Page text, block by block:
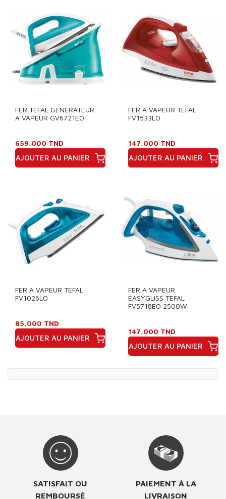
FER TEFAL GENERATEUR
A VAPEUR GV6721EO
659,000 TND
AJOUTER AU PANIER
FER A VAPEUR TEFAL
FV1533LO
147,000 TND
AJOUTER AU PANIER
FER A VAPEUR TEFAL
FV1026LO
85,000 TND
AJOUTER AU PANIER
FER A VAPEUR
EASYGLISS TEFAL
FV5718EO 2500W
147,000 TND
AJOUTER AU PANIER
SATISFAIT OU
REMBOURSÉ
PAIEMENT À LA
LIVRAISON